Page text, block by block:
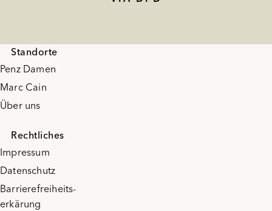
Standorte
Penz Damen
Marc Cain
Über uns
Rechtliches
Impressum
Datenschutz
Barrierefreiheits-
erkärung